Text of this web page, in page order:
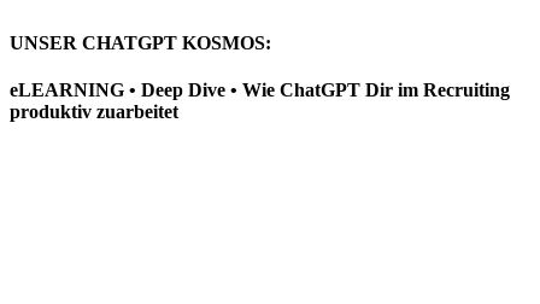
UNSER CHATGPT KOSMOS:
eLEARNING • Deep Dive • Wie ChatGPT Dir im Recruiting
produktiv zuarbeitet